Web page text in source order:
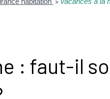
: faut-il